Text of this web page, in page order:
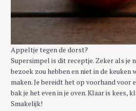
Appeltje tegen de dorst?
Supersimpel is dit receptje. Zeker als je
bezoek zou hebben en niet in de keuken
maken. Je bereidt het op voorhand voor
bak je het even in je oven. Klaar is kees,
Smakelijk!